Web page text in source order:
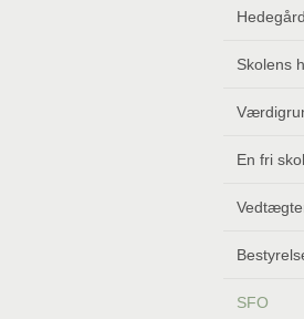
Skolens
En fri
SFO